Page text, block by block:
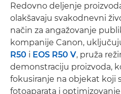
Redovno deljenje
olakšavaju svakodnevni
način za angažovanje
kompanije Canon,
R50 i EOS R50 V, pruža
demonstraciju proizvoda,
fokusiranje na objekat koji
fotoaparata i